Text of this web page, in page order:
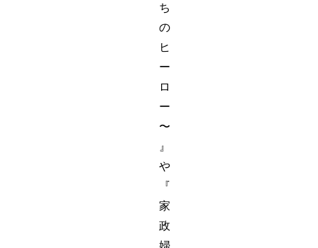
ち
の
ヒ
ー
ロ
ー
〜
』
や
『
家
政
婦